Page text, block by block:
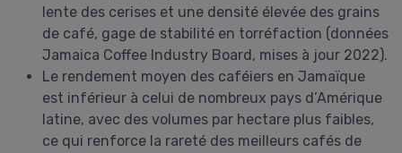
lente des cerises et une densité élevée des grains
de café, gage de stabilité en torréfaction (données
Jamaica Coffee Industry Board, mises à jour 2022).
Le rendement moyen des caféiers en Jamaïque
est inférieur à celui de nombreux pays d’Amérique
latine, avec des volumes par hectare plus faibles,
ce qui renforce la rareté des meilleurs cafés de